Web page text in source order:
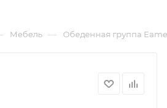
Мебель — Обеденная группа